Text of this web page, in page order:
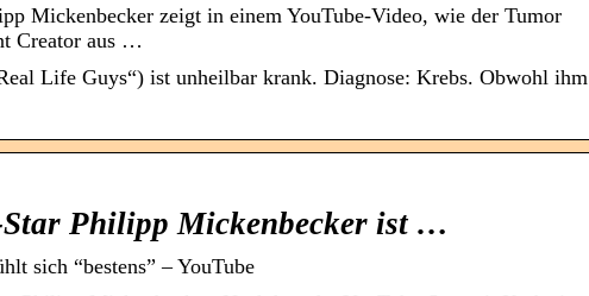
Mickenbecker zeigt in einem YouTube-Video, wie der Tumor
Creator aus …
Life Guys“) ist unheilbar krank. Diagnose: Krebs. Obwohl ihm
Philipp Mickenbecker ist …
sich “bestens” – YouTube